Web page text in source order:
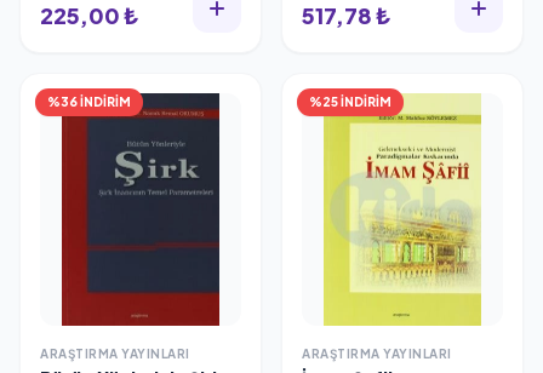
225,00 ₺ 517,78 ₺
%36 İNDİRİM
ARAŞTIRMA YAYINLARI
%25 İNDİRİM
ARAŞTIRMA YAYINLARI